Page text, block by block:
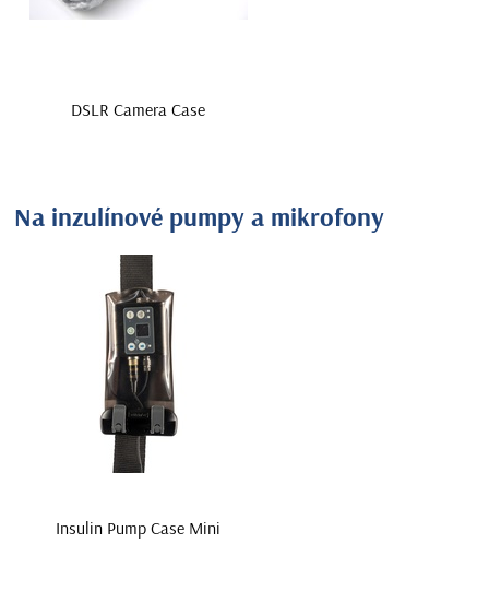
DSLR Camera Case
Na inzulínové pumpy a mikrofony
Insulin Pump Case Mini